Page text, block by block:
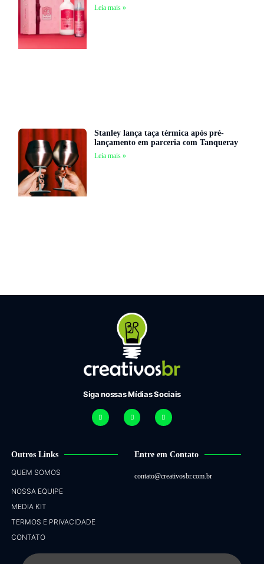
Leia mais »
Stanley lança taça térmica após pré-
lançamento em parceria com Tanqueray
Leia mais »
Siga nossas Mídias Sociais
Outros Links
QUEM SOMOS
NOSSA EQUIPE
MEDIA KIT
TERMOS E PRIVACIDADE
CONTATO
Entre em Contato
contato@creativosbr.com.br